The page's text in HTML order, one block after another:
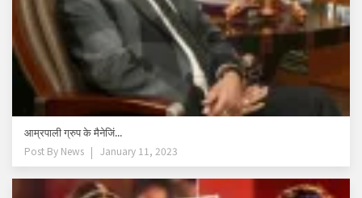
आम्रपाली ग्रुप के मैनेजिं...
Post By News January 11, 2023